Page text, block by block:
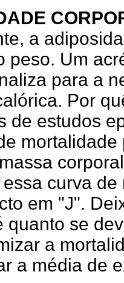
a
peso. Um
para a
Por
de estudos
curva
em "J".
quanto se
a
a média de